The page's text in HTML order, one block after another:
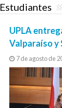
Estudiantes
UPLA
Valparaíso y
7 de agosto de